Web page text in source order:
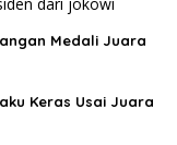
Medali Juara
Keras Usai Juara